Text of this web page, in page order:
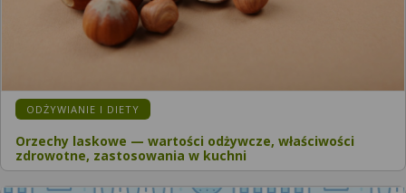
ODŻYWIANIE I DIETY
Orzechy laskowe — wartości odżywcze, właściwości
zdrowotne, zastosowania w kuchni